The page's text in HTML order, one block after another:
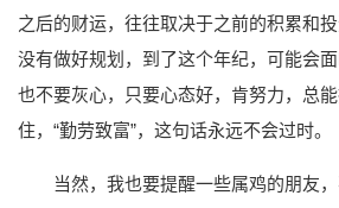
之后的财运，往往取决于之前的积累和
没有做好规划，到了这个年纪，可能会
也不要灰心，只要心态好，肯努力，总
住，“勤劳致富”，这句话永远不会过时。
当然，我也要提醒一些属鸡的朋友